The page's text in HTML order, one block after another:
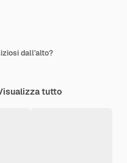
dall'alto?
tutto